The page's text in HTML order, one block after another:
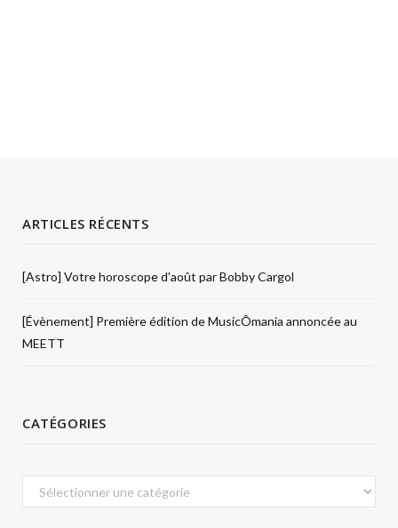
ARTICLES RÉCENTS
[Astro] Votre horoscope d’août par Bobby Cargol
[Évènement] Première édition de MusicÔmania annoncée au
MEETT
CATÉGORIES
Catégories